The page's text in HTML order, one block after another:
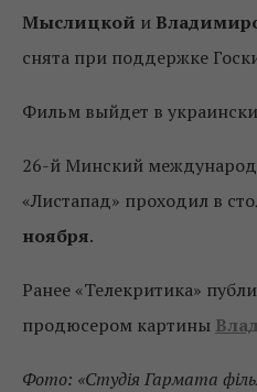
Мыслицкой и
снята при поддержке
Фильм выйдет в
26-й Минский
«Листапад» проходил в
ноября.
Ранее «Телекритика»
продюсером картины
Фото: «Студія Гармата